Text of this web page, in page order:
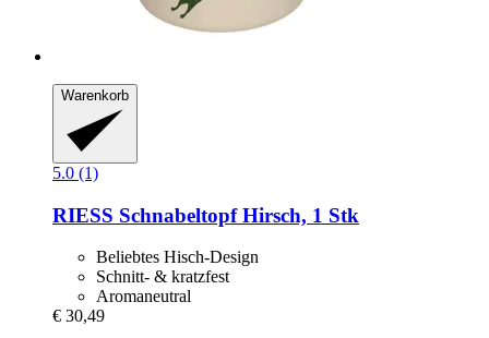
Warenkorb
5.0 (1)
RIESS Schnabeltopf Hirsch, 1 Stk
Beliebtes Hisch-Design
Schnitt- & kratzfest
Aromaneutral
€ 30,49